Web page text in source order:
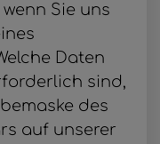
Sie uns
Daten
sind,
des
auf unserer